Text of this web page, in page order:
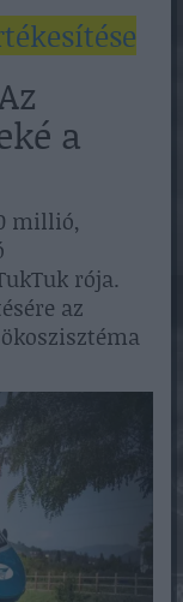
a
millió,
rója.
az